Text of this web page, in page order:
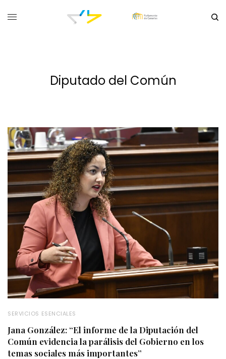
Diputado del Común
SERVICIOS ESENCIALES
Jana González: “El informe de la Diputación del
Común evidencia la parálisis del Gobierno en los
temas sociales más importantes”